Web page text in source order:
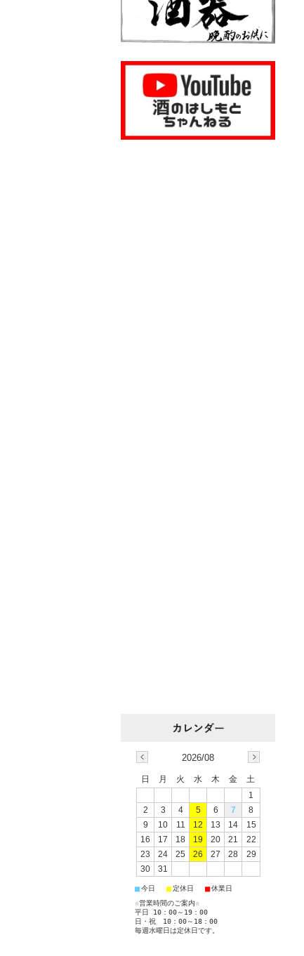
2026/08
日 月 火 水 木 金
土
1
2
3 4 5 6 7
8
9
10 11 12 13 14
15
16
17 18 19 20 21
22
23
24 25 26 27 28
29
30
31
■今日 ■定休日 ■休業日
☆営業時間のご案内☆
平日 10：00～19：00
日・祝 10：00～18：00
毎週水曜日は定休日です。